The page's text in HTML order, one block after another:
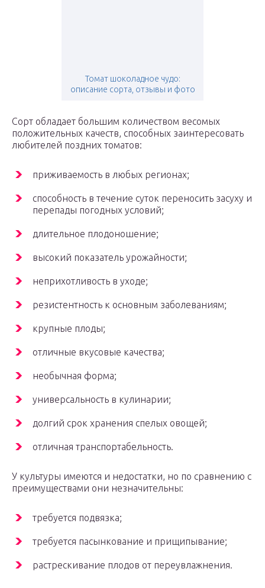
Томат шоколадное чудо:
описание сорта, отзывы и фото
Сорт обладает большим количеством весомых
положительных качеств, способных заинтересовать
любителей поздних томатов:
приживаемость в любых регионах;
способность в течение суток переносить засуху и
перепады погодных условий;
длительное плодоношение;
высокий показатель урожайности;
неприхотливость в уходе;
резистентность к основным заболеваниям;
крупные плоды;
отличные вкусовые качества;
необычная форма;
универсальность в кулинарии;
долгий срок хранения спелых овощей;
отличная транспортабельность.
У культуры имеются и недостатки, но по сравнению с
преимуществами они незначительны:
требуется подвязка;
требуется пасынкование и прищипывание;
растрескивание плодов от переувлажнения.